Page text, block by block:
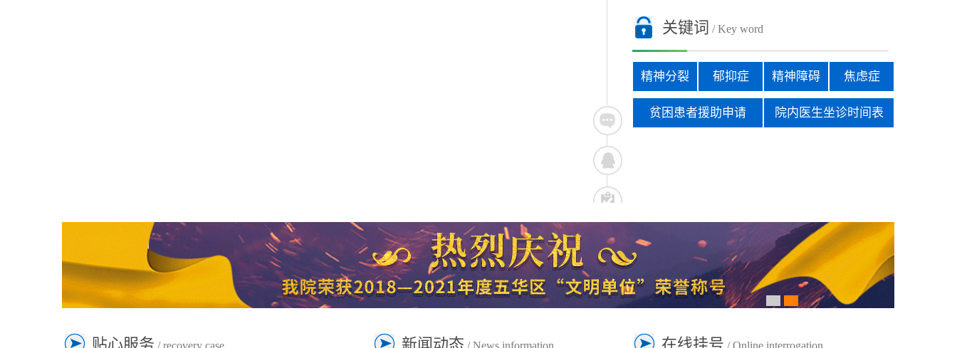
关键词 / Key word
精神分裂 郁抑症 精神障碍 焦虑症
贫困患者援助申请 院内医生坐诊时间表
贴心服务 / recovery case 新闻动态 / News information 在线挂号 / Online interrogation